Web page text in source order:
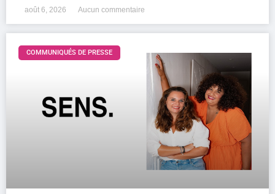
août 6, 2026 Aucun commentaire
COMMUNIQUÉS DE PRESSE